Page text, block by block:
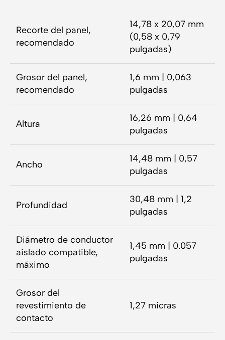
Recorte del panel,
recomendado
14,78 x 20,07 mm
(0,58 x 0,79
pulgadas)
Grosor del panel,
recomendado
1,6 mm | 0,063
pulgadas
Altura
16,26 mm | 0,64
pulgadas
Ancho
14,48 mm | 0,57
pulgadas
Profundidad
30,48 mm | 1,2
pulgadas
Diámetro de conductor
aislado compatible,
máximo
1,45 mm | 0.057
pulgadas
Grosor del
revestimiento de
contacto
1,27 micras